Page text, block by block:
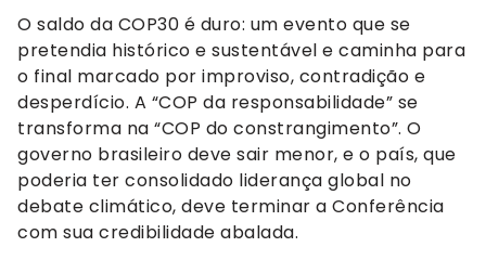
O saldo da COP30 é duro: um evento que se
pretendia histórico e sustentável e caminha para
o final marcado por improviso, contradição e
desperdício. A “COP da responsabilidade” se
transforma na “COP do constrangimento”. O
governo brasileiro deve sair menor, e o país, que
poderia ter consolidado liderança global no
debate climático, deve terminar a Conferência
com sua credibilidade abalada.